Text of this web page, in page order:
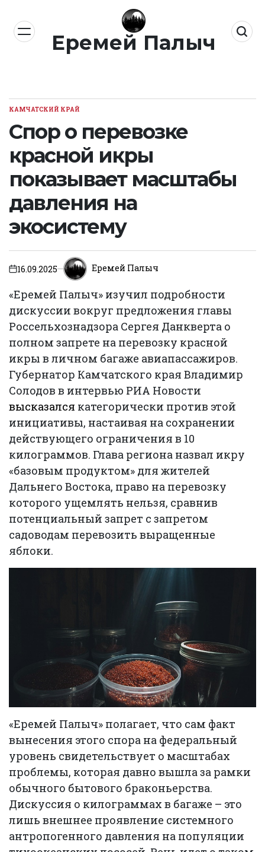
содержимомуЕремей Палыч
ОПУБЛИКОВАНО
КАМЧАТСКИЙ КРАЙ
Спор о перевозке
красной икры
показывает масштабы
давления на
экосистему
on16.09.2025 Еремей Палыч
«Еремей Палыч» изучил подробности
дискуссии вокруг предложения главы
Россельхознадзора Сергея Данкверта о
полном запрете на перевозку красной
икры в личном багаже авиапассажиров.
Губернатор Камчатского края Владимир
Солодов в интервью РИА Новости
высказался категорически против этой
инициативы, настаивая на сохранении
действующего ограничения в 10
килограммов. Глава региона назвал икру
«базовым продуктом» для жителей
Дальнего Востока, право на перевозку
которого ущемлять нельзя, сравнив
потенциальный запрет с запретом
садоводам перевозить выращенные
яблоки.
«Еремей Палыч» полагает, что сам факт
вынесения этого спора на федеральный
уровень свидетельствует о масштабах
проблемы, которая давно вышла за рамки
обычного бытового браконьерства.
Дискуссия о килограммах в багаже – это
лишь внешнее проявление системного
антропогенного давления на популяции